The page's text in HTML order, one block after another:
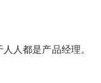
人都是产品经理。